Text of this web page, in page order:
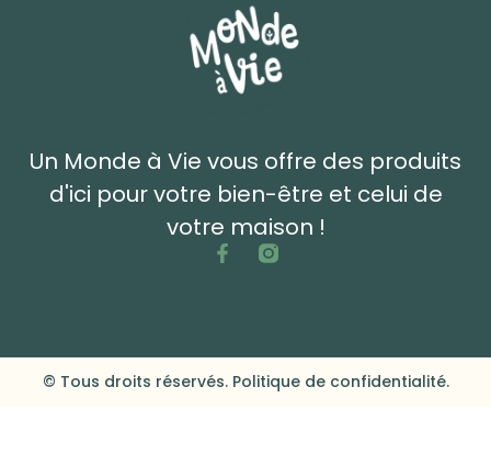
Un Monde à Vie vous offre des produits
d'ici pour votre bien-être et celui de
votre maison !
© Tous droits réservés. Politique de confidentialité.